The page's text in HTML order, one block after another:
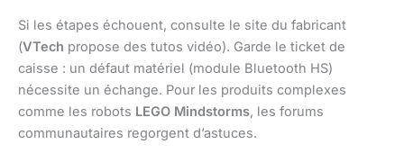
Si les étapes échouent, consulte le site du fabricant
(VTech propose des tutos vidéo). Garde le ticket de
caisse : un défaut matériel (module Bluetooth HS)
nécessite un échange. Pour les produits complexes
comme les robots LEGO Mindstorms, les forums
communautaires regorgent d’astuces.